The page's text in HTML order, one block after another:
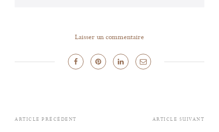
Laisser un commentaire
ARTICLE PRÉCÉDENT ARTICLE SUIVANT